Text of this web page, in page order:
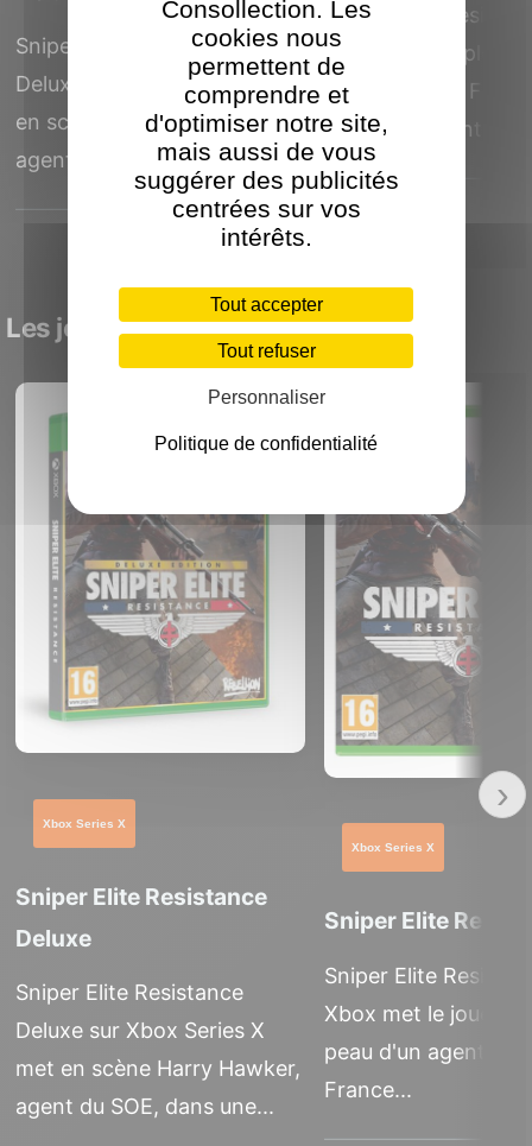
Sniper Elite Resistance
Deluxe sur PlayStation 5 met
en scène Harry Hawker,
agent du SOE, dans une...
Sniper Elite
PlayStation 5
joueur dans la
occupée durant la...
Les jeux Rebellion sur Xbox One X
Xbox Series X
Sniper Elite Resistance
Deluxe
Sniper Elite Resistance
Deluxe sur Xbox Series X
met en scène Harry Hawker,
agent du SOE, dans une...
Xbox Series X
Sniper Elite
Sniper Elite
Xbox met le joueur
peau d'un agent
France...
›
Consollection. Les
cookies nous
permettent de
comprendre et
d'optimiser notre site,
mais aussi de vous
suggérer des publicités
centrées sur vos
intérêts.
Tout accepter
Tout refuser
Personnaliser
Politique de confidentialité